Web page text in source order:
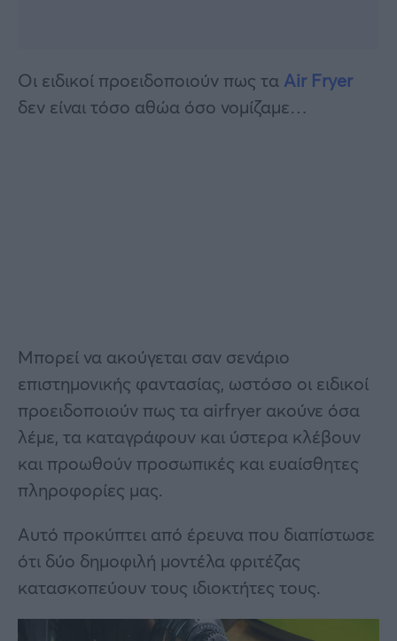
Οι ειδικοί προειδοποιούν πως ταAir Fryer
δεν είναι τόσο αθώα όσο νομίζαμε…
Μπορεί να ακούγεται σαν σενάριο
επιστημονικής φαντασίας, ωστόσο οι ειδικοί
προειδοποιούν πως τα airfryer ακούνε όσα
λέμε, τα καταγράφουν και ύστερα κλέβουν
και προωθούν προσωπικές και ευαίσθητες
πληροφορίες μας.
Αυτό προκύπτει από έρευνα που διαπίστωσε
ότι δύο δημοφιλή μοντέλα φριτέζας
κατασκοπεύουν τους ιδιοκτήτες τους.